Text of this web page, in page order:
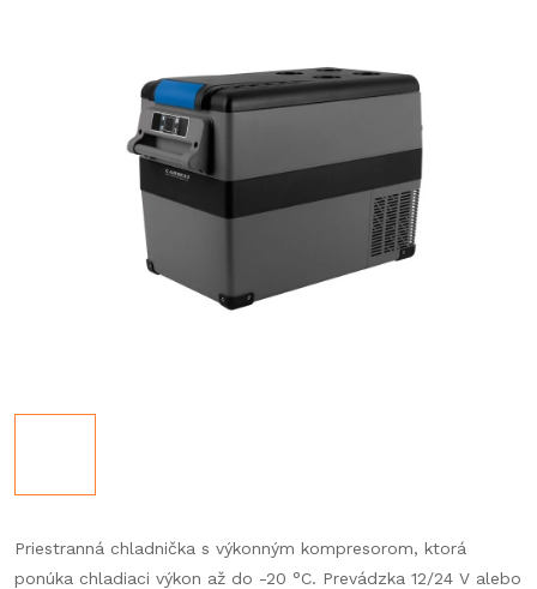
Priestranná chladnička s výkonným kompresorom, ktorá
ponúka chladiaci výkon až do -20 °C. Prevádzka 12/24 V alebo